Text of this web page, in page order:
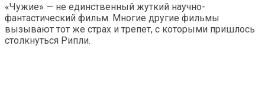
«Чужие» — не единственный жуткий научно-
фантастический фильм. Многие другие фильмы
вызывают тот же страх и трепет, с которыми пришлось
столкнуться Рипли.